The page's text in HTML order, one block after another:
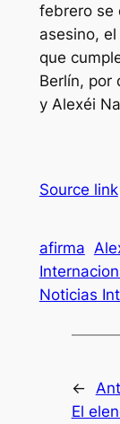
febrero se
asesino,
que
Berlín, por
y Alexéi
Source link
afirma
Noticias
←
El